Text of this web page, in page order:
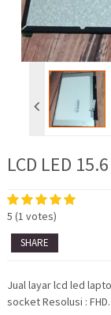
LCD LED
5 (1 votes)
SHARE
Jual layar lcd led
socket Resolusi :